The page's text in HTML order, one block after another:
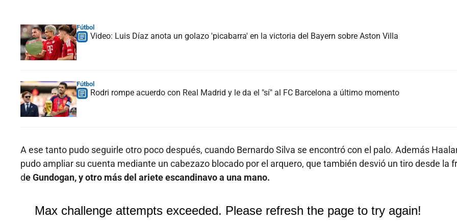
Fútbol
Video: Luis Díaz anota un golazo 'picabarra' en la victoria del Bayern sobre Aston Villa
Fútbol
Rodri rompe acuerdo con Real Madrid y le da el "sí" al FC Barcelona a último momento
A ese tanto pudo seguirle otro poco después, cuando Bernardo Silva se encontró con el palo. Además
pudo ampliar su cuenta mediante un cabezazo blocado por el arquero, que también desvió un tiro desde la
de Gundogan, y otro más del ariete escandinavo a una mano.